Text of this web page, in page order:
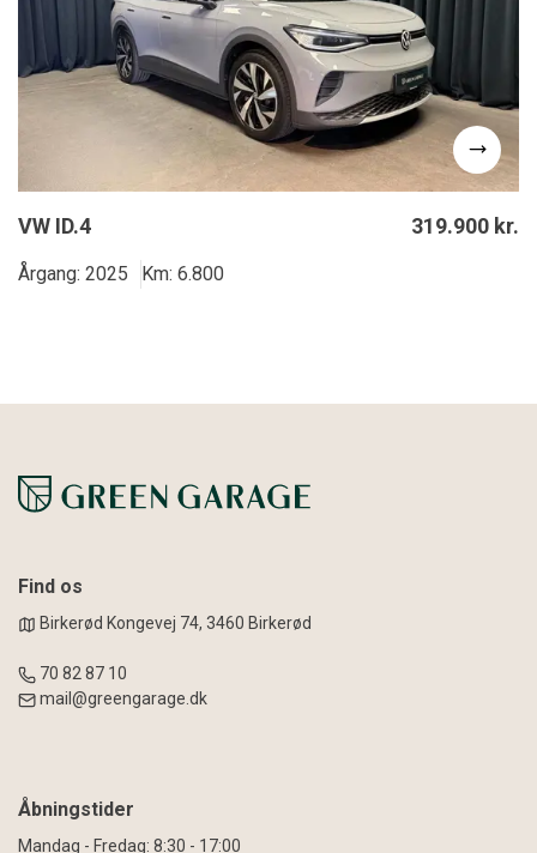
VW ID.4 319.900 kr.
Årgang: 2025 Km: 6.800
Find os
Birkerød Kongevej 74, 3460 Birkerød
70 82 87 10
mail@greengarage.dk
Åbningstider
Mandag - Fredag: 8:30 - 17:00